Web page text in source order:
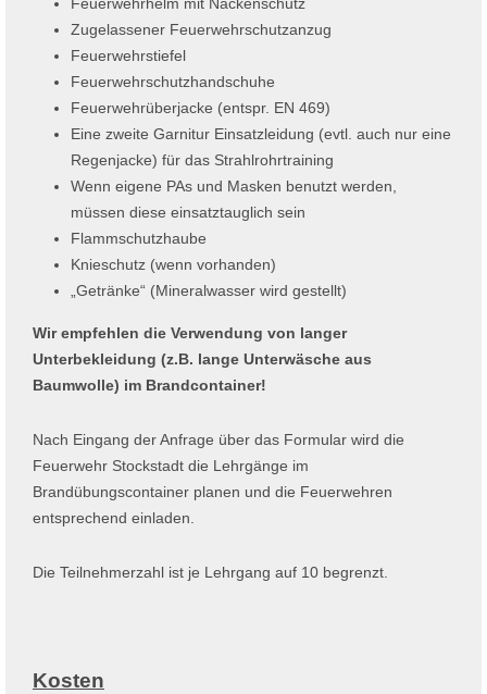
Zugelassener Feuerwehrschutzanzug
Feuerwehrstiefel
Feuerwehrschutzhandschuhe
Feuerwehrüberjacke (entspr. EN 469)
Eine zweite Garnitur Einsatzleidung (evtl. auch nur eine
Regenjacke) für das Strahlrohrtraining
Wenn eigene PAs und Masken benutzt werden,
müssen diese einsatztauglich sein
Flammschutzhaube
Knieschutz (wenn vorhanden)
„Getränke“ (Mineralwasser wird gestellt)
Wir empfehlen die Verwendung von langer
Unterbekleidung (z.B. lange Unterwäsche aus
Baumwolle) im Brandcontainer!
Nach Eingang der Anfrage über das Formular wird die
Feuerwehr Stockstadt die Lehrgänge im
Brandübungscontainer planen und die Feuerwehren
entsprechend einladen.
Die Teilnehmerzahl ist je Lehrgang auf 10 begrenzt.
Kosten